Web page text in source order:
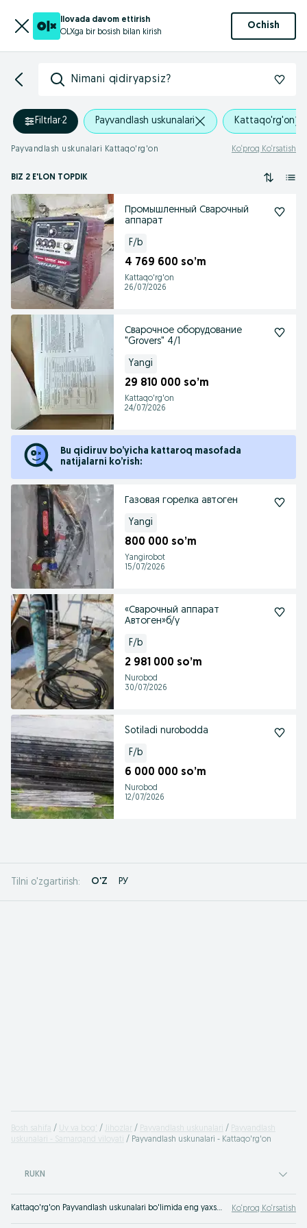
Ilovada davom ettirish
OLXga bir bosish bilan kirish
Ochish
Nimani qidiryapsiz?
Filtrlar·2 Payvandlash uskunalari Kattaqo'rg'on
Payvandlash uskunalari Kattaqo'rg'on Ko‘proq Ko‘rsatish
BIZ 2 E'LON TOPDIK
Промышленный Сварочный
аппарат
F/b
4 769 600 so’m
Kattaqo'rg'on
26/07/2026
Сварочное оборудование
"Grovers" 4/1
Yangi
29 810 000 so’m
Kattaqo'rg'on
24/07/2026
Bu qidiruv bo’yicha kattaroq masofada
natijalarni ko’rish:
Газовая горелка автоген
Yangi
800 000 so’m
Yangirobot
15/07/2026
«Сварочный аппарат
Автоген»б/у
F/b
2 981 000 so’m
Nurobod
30/07/2026
Sotiladi nurobodda
F/b
6 000 000 so’m
Nurobod
12/07/2026
Tilni o'zgartirish: O'Z РУ
Bosh sahifa Uy va bog' Jihozlar Payvandlash uskunalari
Payvandlash
uskunalari - Samarqand viloyati
Payvandlash uskunalari - Kattaqo'rg'on
RUKN
Kattaqo'rg'on Payvandlash uskunalari bo'limida eng yaxshi takliflar. OLXda hamyonbop narxlarda mahsulot va xizmatlarning katta tanlovi! OLX.uz da ko'plab takliflar! Ko‘proq Ko‘rsatish